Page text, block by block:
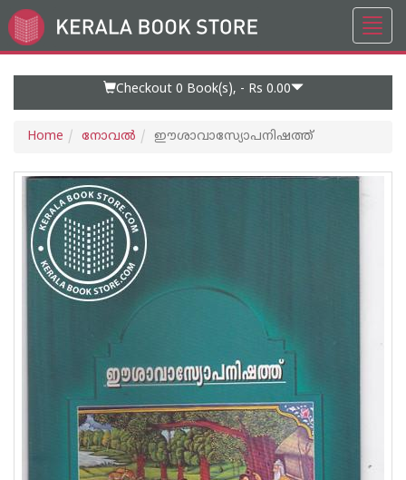
Go
to
Checkout 0 Book(s), - Rs 0.00
Home നോവല്‍ ഈശാവാസ്യോപനിഷത്ത്